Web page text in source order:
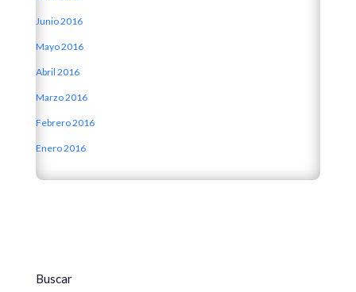
Junio 2016
Mayo 2016
Abril 2016
Marzo 2016
Febrero 2016
Enero 2016
Buscar